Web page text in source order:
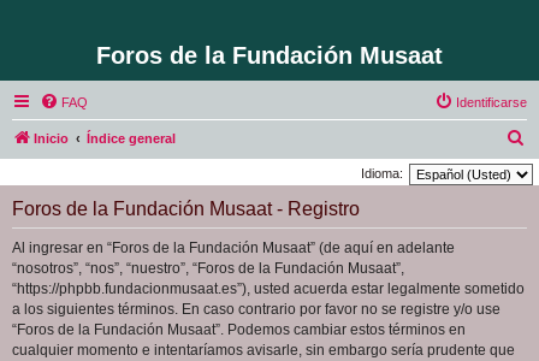
Foros de la Fundación Musaat
FAQ Identificarse
Inicio Índice general
u
Idioma:
Foros de la Fundación Musaat - Registro
Al ingresar en “Foros de la Fundación Musaat” (de aquí en adelante
“nosotros”, “nos”, “nuestro”, “Foros de la Fundación Musaat”,
“https://phpbb.fundacionmusaat.es”), usted acuerda estar legalmente sometido
a los siguientes términos. En caso contrario por favor no se registre y/o use
“Foros de la Fundación Musaat”. Podemos cambiar estos términos en
cualquier momento e intentaríamos avisarle, sin embargo sería prudente que